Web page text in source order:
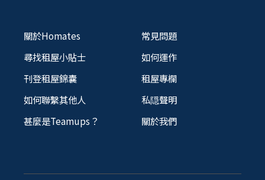
關於Homates
尋找租屋小貼士
刊登租屋錦囊
如何聯繫其他人
甚麼是Teamups？
常見問題
如何運作
租屋專欄
私隠聲明
關於我們